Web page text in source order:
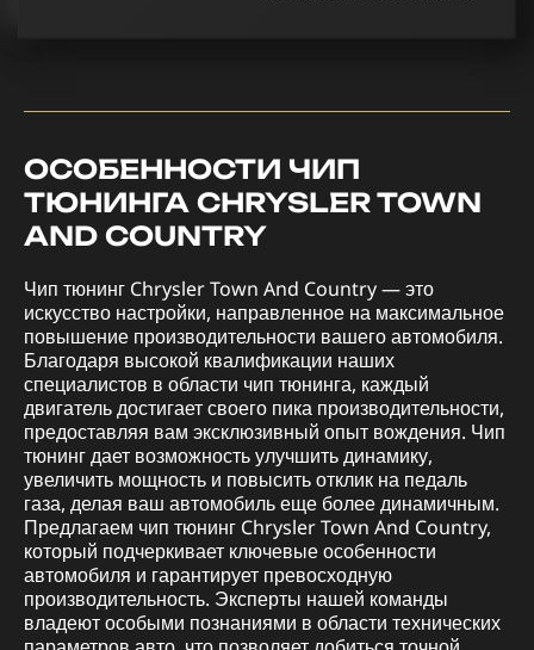
ОСОБЕННОСТИ ЧИП
ТЮНИНГА CHRYSLER TOWN
AND COUNTRY
Чип тюнинг Chrysler Town And Country — это
искусство настройки, направленное на максимальное
повышение производительности вашего автомобиля.
Благодаря высокой квалификации наших
специалистов в области чип тюнинга, каждый
двигатель достигает своего пика производительности,
предоставляя вам эксклюзивный опыт вождения. Чип
тюнинг дает возможность улучшить динамику,
увеличить мощность и повысить отклик на педаль
газа, делая ваш автомобиль еще более динамичным.
Предлагаем чип тюнинг Chrysler Town And Country,
который подчеркивает ключевые особенности
автомобиля и гарантирует превосходную
производительность. Эксперты нашей команды
владеют особыми познаниями в области технических